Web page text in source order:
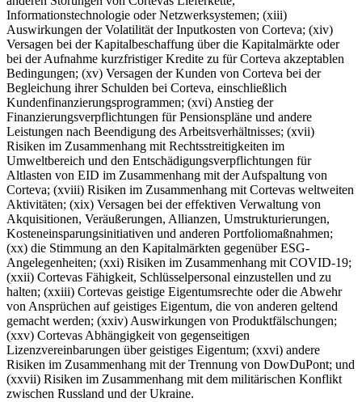
Informationstechnologie oder Netzwerksystemen; (xiii)
Auswirkungen der Volatilität der Inputkosten von Corteva; (xiv)
Versagen bei der Kapitalbeschaffung über die Kapitalmärkte oder
bei der Aufnahme kurzfristiger Kredite zu für Corteva akzeptablen
Bedingungen; (xv) Versagen der Kunden von Corteva bei der
Begleichung ihrer Schulden bei Corteva, einschließlich
Kundenfinanzierungsprogrammen; (xvi) Anstieg der
Finanzierungsverpflichtungen für Pensionspläne und andere
Leistungen nach Beendigung des Arbeitsverhältnisses; (xvii)
Risiken im Zusammenhang mit Rechtsstreitigkeiten im
Umweltbereich und den Entschädigungsverpflichtungen für
Altlasten von EID im Zusammenhang mit der Aufspaltung von
Corteva; (xviii) Risiken im Zusammenhang mit Cortevas weltweiten
Aktivitäten; (xix) Versagen bei der effektiven Verwaltung von
Akquisitionen, Veräußerungen, Allianzen, Umstrukturierungen,
Kosteneinsparungsinitiativen und anderen Portfoliomaßnahmen;
(xx) die Stimmung an den Kapitalmärkten gegenüber ESG-
Angelegenheiten; (xxi) Risiken im Zusammenhang mit COVID-19;
(xxii) Cortevas Fähigkeit, Schlüsselpersonal einzustellen und zu
halten; (xxiii) Cortevas geistige Eigentumsrechte oder die Abwehr
von Ansprüchen auf geistiges Eigentum, die von anderen geltend
gemacht werden; (xxiv) Auswirkungen von Produktfälschungen;
(xxv) Cortevas Abhängigkeit von gegenseitigen
Lizenzvereinbarungen über geistiges Eigentum; (xxvi) andere
Risiken im Zusammenhang mit der Trennung von DowDuPont; und
(xxvii) Risiken im Zusammenhang mit dem militärischen Konflikt
zwischen Russland und der Ukraine.